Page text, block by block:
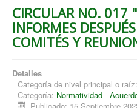
CIRCULAR NO. 017
INFORMES
COMITÉS Y
Detalles
Categoría de nivel principal o raíz:
Categoría: Normatividad -